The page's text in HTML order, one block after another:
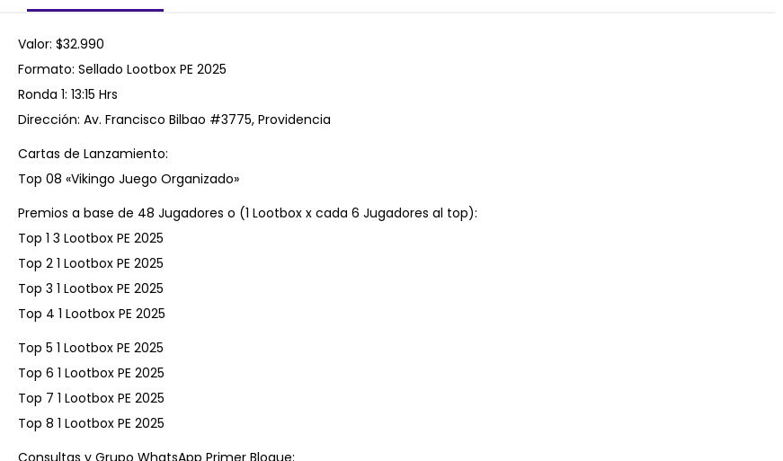
Valor: $32.990
Formato: Sellado Lootbox PE 2025
Ronda 1: 13:15 Hrs
Dirección: Av. Francisco Bilbao #3775, Providencia
Cartas de Lanzamiento:
Top 08 «Vikingo Juego Organizado»
Premios a base de 48 Jugadores o (1 Lootbox x cada 6 Jugadores al top):
Top 1 3 Lootbox PE 2025
Top 2 1 Lootbox PE 2025
Top 3 1 Lootbox PE 2025
Top 4 1 Lootbox PE 2025
Top 5 1 Lootbox PE 2025
Top 6 1 Lootbox PE 2025
Top 7 1 Lootbox PE 2025
Top 8 1 Lootbox PE 2025